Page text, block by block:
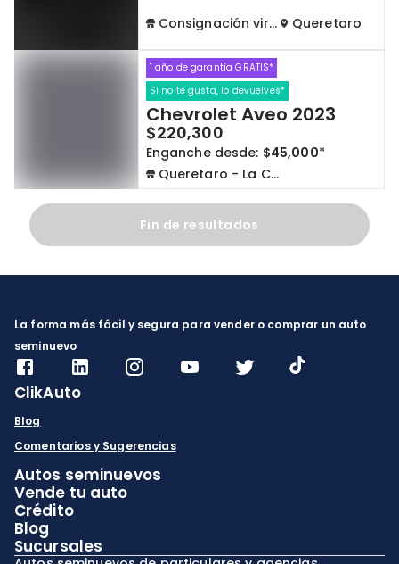
Consignación virtual
Queretaro
1 año de garantía GRATIS*
Si no te gusta, lo devuelves*
Chevrolet Aveo 2023
$220,300
Enganche desde: $45,000*
Queretaro - La Capilla
Fin de resultados
La forma más fácil y segura para vender o comprar un auto
seminuevo
ClikAuto
Blog
Comentarios y Sugerencias
Autos seminuevos
Vende tu auto
Crédito
Blog
Sucursales